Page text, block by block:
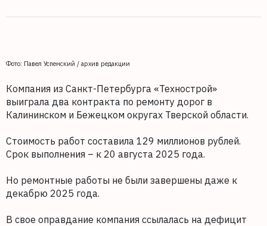
Фото: Павел Успенский / архив редакции
Компания из Санкт-Петербурга «Технострой»
выиграла два контракта по ремонту дорог в
Калининском и Бежецком округах Тверской области.
Стоимость работ составила 129 миллионов рублей.
Срок выполнения – к 20 августа 2025 года.
Но ремонтные работы не были завершены даже к
декабрю 2025 года.
В свое оправдание компания ссылалась на дефицит